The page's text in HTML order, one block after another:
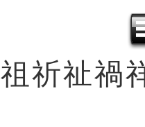
祖 祈祉禍